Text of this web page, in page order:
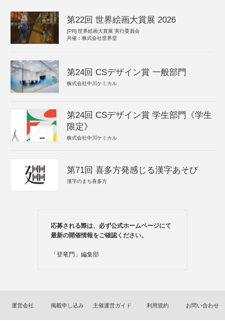
第22回 世界絵画大賞展 2026
[PR] 世界絵画大賞展 実行委員会
共催：株式会社世界堂
第24回 CSデザイン賞 一般部門
株式会社中川ケミカル
第24回 CSデザイン賞 学生部門《学生
限定》
株式会社中川ケミカル
第71回 喜多方発感じる漢字あそび
漢字のまち喜多方
応募される際は、必ず公式ホームページにて
最新の開催情報をご確認ください。
「登竜門」編集部
運営会社 掲載申し込み 主催運営ガイド 利用規約 お問い合わせ